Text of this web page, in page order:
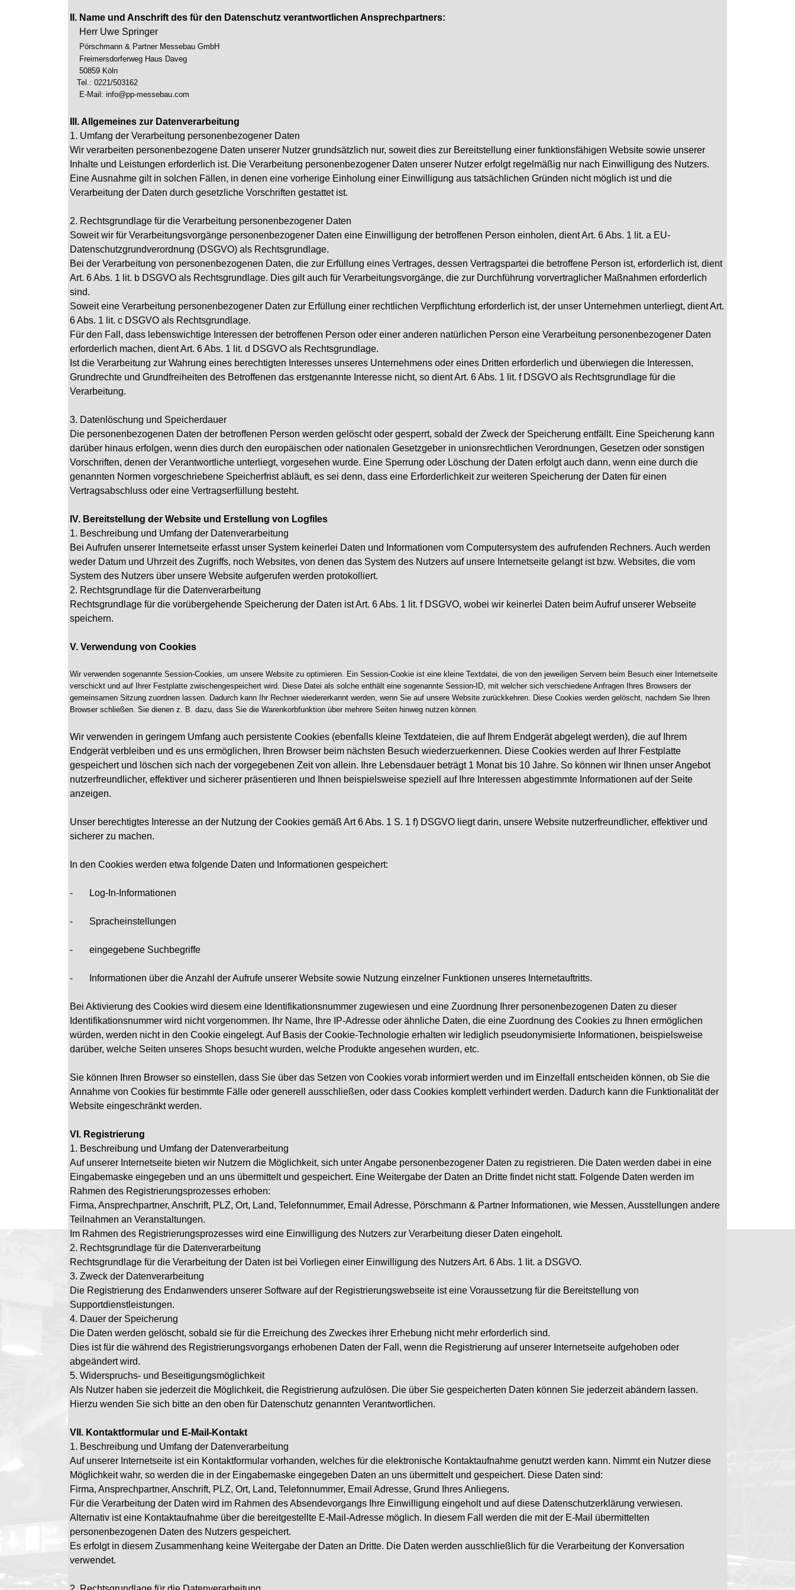
II. Name und Anschrift des für den Datenschutz verantwortlichen Ansprechpartners:
Herr Uwe Springer
Pörschmann & Partner Messebau GmbH
Freimersdorferweg Haus Daveg
50859 Köln
Tel.: 0221/503162
E-Mail: info@pp-messebau.com
III. Allgemeines zur Datenverarbeitung
1. Umfang der Verarbeitung personenbezogener Daten
Wir verarbeiten personenbezogene Daten unserer Nutzer grundsätzlich nur, soweit dies zur Bereitstellung einer funktionsfähigen Website sowie unserer
Inhalte und Leistungen erforderlich ist. Die Verarbeitung personenbezogener Daten unserer Nutzer erfolgt regelmäßig nur nach Einwilligung des Nutzers.
Eine Ausnahme gilt in solchen Fällen, in denen eine vorherige Einholung einer Einwilligung aus tatsächlichen Gründen nicht möglich ist und die
Verarbeitung der Daten durch gesetzliche Vorschriften gestattet ist.
2. Rechtsgrundlage für die Verarbeitung personenbezogener Daten
Soweit wir für Verarbeitungsvorgänge personenbezogener Daten eine Einwilligung der betroffenen Person einholen, dient Art. 6 Abs. 1 lit. a EU-
Datenschutzgrundverordnung (DSGVO) als Rechtsgrundlage.
Bei der Verarbeitung von personenbezogenen Daten, die zur Erfüllung eines Vertrages, dessen Vertragspartei die betroffene Person ist, erforderlich ist, dient
Art. 6 Abs. 1 lit. b DSGVO als Rechtsgrundlage. Dies gilt auch für Verarbeitungsvorgänge, die zur Durchführung vorvertraglicher Maßnahmen erforderlich
sind.
Soweit eine Verarbeitung personenbezogener Daten zur Erfüllung einer rechtlichen Verpflichtung erforderlich ist, der unser Unternehmen unterliegt, dient Art.
6 Abs. 1 lit. c DSGVO als Rechtsgrundlage.
Für den Fall, dass lebenswichtige Interessen der betroffenen Person oder einer anderen natürlichen Person eine Verarbeitung personenbezogener Daten
erforderlich machen, dient Art. 6 Abs. 1 lit. d DSGVO als Rechtsgrundlage.
Ist die Verarbeitung zur Wahrung eines berechtigten Interesses unseres Unternehmens oder eines Dritten erforderlich und überwiegen die Interessen,
Grundrechte und Grundfreiheiten des Betroffenen das erstgenannte Interesse nicht, so dient Art. 6 Abs. 1 lit. f DSGVO als Rechtsgrundlage für die
Verarbeitung.
3. Datenlöschung und Speicherdauer
Die personenbezogenen Daten der betroffenen Person werden gelöscht oder gesperrt, sobald der Zweck der Speicherung entfällt. Eine Speicherung kann
darüber hinaus erfolgen, wenn dies durch den europäischen oder nationalen Gesetzgeber in unionsrechtlichen Verordnungen, Gesetzen oder sonstigen
Vorschriften, denen der Verantwortliche unterliegt, vorgesehen wurde. Eine Sperrung oder Löschung der Daten erfolgt auch dann, wenn eine durch die
genannten Normen vorgeschriebene Speicherfrist abläuft, es sei denn, dass eine Erforderlichkeit zur weiteren Speicherung der Daten für einen
Vertragsabschluss oder eine Vertragserfüllung besteht.
IV. Bereitstellung der Website und Erstellung von Logfiles
1. Beschreibung und Umfang der Datenverarbeitung
Bei Aufrufen unserer Internetseite erfasst unser System keinerlei Daten und Informationen vom Computersystem des aufrufenden Rechners. Auch werden
weder Datum und Uhrzeit des Zugriffs, noch Websites, von denen das System des Nutzers auf unsere Internetseite gelangt ist bzw. Websites, die vom
System des Nutzers über unsere Website aufgerufen werden protokolliert.
2. Rechtsgrundlage für die Datenverarbeitung
Rechtsgrundlage für die vorübergehende Speicherung der Daten ist Art. 6 Abs. 1 lit. f DSGVO, wobei wir keinerlei Daten beim Aufruf unserer Webseite
speichern.
V. Verwendung von Cookies
Wir verwenden sogenannte Session-Cookies, um unsere Website zu optimieren. Ein Session-Cookie ist eine kleine Textdatei, die von den jeweiligen Servern beim Besuch einer Internetseite
verschickt und auf Ihrer Festplatte zwischengespeichert wird. Diese Datei als solche enthält eine sogenannte Session-ID, mit welcher sich verschiedene Anfragen Ihres Browsers der
gemeinsamen Sitzung zuordnen lassen. Dadurch kann Ihr Rechner wiedererkannt werden, wenn Sie auf unsere Website zurückkehren. Diese Cookies werden gelöscht, nachdem Sie Ihren
Browser schließen. Sie dienen z. B. dazu, dass Sie die Warenkorbfunktion über mehrere Seiten hinweg nutzen können.
Wir verwenden in geringem Umfang auch persistente Cookies (ebenfalls kleine Textdateien, die auf Ihrem Endgerät abgelegt werden), die auf Ihrem
Endgerät verbleiben und es uns ermöglichen, Ihren Browser beim nächsten Besuch wiederzuerkennen. Diese Cookies werden auf Ihrer Festplatte
gespeichert und löschen sich nach der vorgegebenen Zeit von allein. Ihre Lebensdauer beträgt 1 Monat bis 10 Jahre. So können wir Ihnen unser Angebot
nutzerfreundlicher, effektiver und sicherer präsentieren und Ihnen beispielsweise speziell auf Ihre Interessen abgestimmte Informationen auf der Seite
anzeigen.
Unser berechtigtes Interesse an der Nutzung der Cookies gemäß Art 6 Abs. 1 S. 1 f) DSGVO liegt darin, unsere Website nutzerfreundlicher, effektiver und
sicherer zu machen.
In den Cookies werden etwa folgende Daten und Informationen gespeichert:
- Log-In-Informationen
- Spracheinstellungen
-eingegebene Suchbegriffe
- Informationen über die Anzahl der Aufrufe unserer Website sowie Nutzung einzelner Funktionen unseres Internetauftritts.
Bei Aktivierung des Cookies wird diesem eine Identifikationsnummer zugewiesen und eine Zuordnung Ihrer personenbezogenen Daten zu dieser
Identifikationsnummer wird nicht vorgenommen. Ihr Name, Ihre IP-Adresse oder ähnliche Daten, die eine Zuordnung des Cookies zu Ihnen ermöglichen
würden, werden nicht in den Cookie eingelegt. Auf Basis der Cookie-Technologie erhalten wir lediglich pseudonymisierte Informationen, beispielsweise
darüber, welche Seiten unseres Shops besucht wurden, welche Produkte angesehen wurden, etc.
Sie können Ihren Browser so einstellen, dass Sie über das Setzen von Cookies vorab informiert werden und im Einzelfall entscheiden können, ob Sie die
Annahme von Cookies für bestimmte Fälle oder generell ausschließen, oder dass Cookies komplett verhindert werden. Dadurch kann die Funktionalität der
Website eingeschränkt werden.
VI. Registrierung
1. Beschreibung und Umfang der Datenverarbeitung
Auf unserer Internetseite bieten wir Nutzern die Möglichkeit, sich unter Angabe personenbezogener Daten zu registrieren. Die Daten werden dabei in eine
Eingabemaske eingegeben und an uns übermittelt und gespeichert. Eine Weitergabe der Daten an Dritte findet nicht statt. Folgende Daten werden im
Rahmen des Registrierungsprozesses erhoben:
Firma, Ansprechpartner, Anschrift, PLZ, Ort, Land, Telefonnummer, Email Adresse, Pörschmann & Partner Informationen, wie Messen, Ausstellungen andere
Teilnahmen an Veranstaltungen.
Im Rahmen des Registrierungsprozesses wird eine Einwilligung des Nutzers zur Verarbeitung dieser Daten eingeholt.
2. Rechtsgrundlage für die Datenverarbeitung
Rechtsgrundlage für die Verarbeitung der Daten ist bei Vorliegen einer Einwilligung des Nutzers Art. 6 Abs. 1 lit. a DSGVO.
3. Zweck der Datenverarbeitung
Die Registrierung des Endanwenders unserer Software auf der Registrierungswebseite ist eine Voraussetzung für die Bereitstellung von
Supportdienstleistungen.
4. Dauer der Speicherung
Die Daten werden gelöscht, sobald sie für die Erreichung des Zweckes ihrer Erhebung nicht mehr erforderlich sind.
Dies ist für die während des Registrierungsvorgangs erhobenen Daten der Fall, wenn die Registrierung auf unserer Internetseite aufgehoben oder
abgeändert wird.
5. Widerspruchs- und Beseitigungsmöglichkeit
Als Nutzer haben sie jederzeit die Möglichkeit, die Registrierung aufzulösen. Die über Sie gespeicherten Daten können Sie jederzeit abändern lassen.
Hierzu wenden Sie sich bitte an den oben für Datenschutz genannten Verantwortlichen.
VII. Kontaktformular und E-Mail-Kontakt
1. Beschreibung und Umfang der Datenverarbeitung
Auf unserer Internetseite ist ein Kontaktformular vorhanden, welches für die elektronische Kontaktaufnahme genutzt werden kann. Nimmt ein Nutzer diese
Möglichkeit wahr, so werden die in der Eingabemaske eingegeben Daten an uns übermittelt und gespeichert. Diese Daten sind:
Firma, Ansprechpartner, Anschrift, PLZ, Ort, Land, Telefonnummer, Email Adresse, Grund Ihres Anliegens.
Für die Verarbeitung der Daten wird im Rahmen des Absendevorgangs Ihre Einwilligung eingeholt und auf diese Datenschutzerklärung verwiesen.
Alternativ ist eine Kontaktaufnahme über die bereitgestellte E-Mail-Adresse möglich. In diesem Fall werden die mit der E-Mail übermittelten
personenbezogenen Daten des Nutzers gespeichert.
Es erfolgt in diesem Zusammenhang keine Weitergabe der Daten an Dritte. Die Daten werden ausschließlich für die Verarbeitung der Konversation
verwendet.